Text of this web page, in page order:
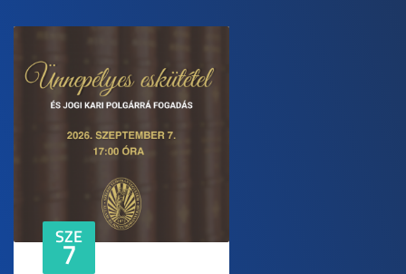
SZE
7